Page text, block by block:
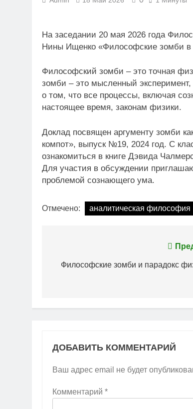
На заседании 20 мая 2026 года
Нины Ищенко «Философские зомби
Философский зомби – это точная
зомби – это мысленный
о том, что все процессы, включая
настоящее время, законам физики.
Доклад посвящен аргументу зомби
компот», выпуск №19, 2024 год. С
ознакомиться в книге Дэвида
Для участия в обсуждении
проблемой сознающего ума.
Отмечено: аналитическая философия
поФилософские зомби и парадокс
ДОБАВИТЬ КОММЕНТАРИЙ
Ваш адрес email не будет
Комментарий *